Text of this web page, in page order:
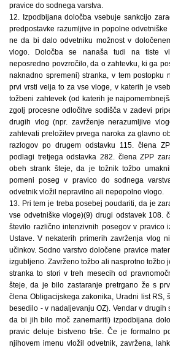
pravice do sodnega varstva.
12. Izpodbijana določba vsebuje sankcijo
predpostavke razumljive in popolne odvetniške
ne da bi dalo odvetniku možnost v
vlogo. Določba se nanaša tudi na tiste
neposredno povzročilo, da o zahtevku, ki ga
naknadno spremeni) stranka, v tem postopku
prvi vrsti velja to za vse vloge, v katerih je
tožbeni zahtevek (od katerih je
zgolj procesne odločitve sodišča v zadevi
drugih vlog (npr. zavrženje nerazumljive
zahtevati preložitev prvega naroka za glavno
razlogov po drugem odstavku 115. člena
podlagi tretjega odstavka 282. člena ZPP
obeh strank šteje, da je tožnik tožbo
pomeni poseg v pravico do sodnega
odvetnik vložil nepravilno ali nepopolno vlogo.
13. Pri tem je treba posebej poudariti, da je
vse odvetniške vloge)(9) drugi odstavek 108.
število različno intenzivnih posegov v pravico
Ustave. V nekaterih primerih zavrženja vlog
učinkov. Sodno varstvo določene pravice
izgubljeno. Zavrženo tožbo ali nasprotno tožbo
stranka to stori v treh mesecih od
šteje, da je bilo zastaranje pretrgano že s
člena Obligacijskega zakonika, Uradni list RS,
besedilo - v nadaljevanju OZ). Vendar v drugih
da bi jih bilo moč zanemariti) izpodbijana
pravic deluje bistveno trše. Če je formalno
njihovem imenu vložil odvetnik, zavržena,